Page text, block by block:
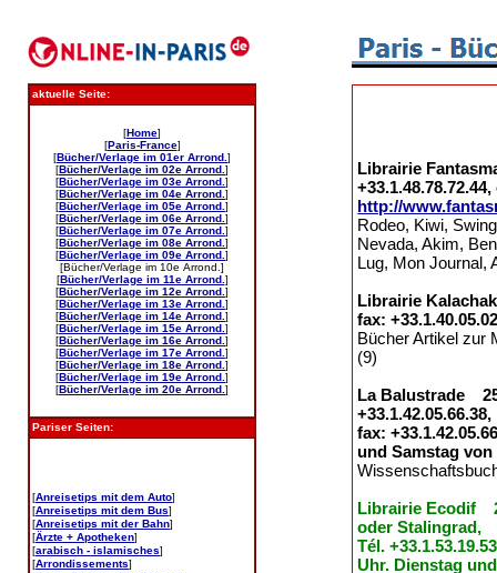
aktuelle Seite:
[Home]
[Paris-France]
[Bücher/Verlage im 01er Arrond. ]
[Bücher/Verlage im 02e Arrond. ]
[Bücher/Verlage im 03e Arrond. ]
[Bücher/Verlage im 04e Arrond. ]
[Bücher/Verlage im 05e Arrond. ]
[Bücher/Verlage im 06e Arrond. ]
[Bücher/Verlage im 07e Arrond. ]
[Bücher/Verlage im 08e Arrond. ]
[Bücher/Verlage im 09e Arrond. ]
[Bücher/Verlage im 10e Arrond.]
[Bücher/Verlage im 11e Arrond. ]
[Bücher/Verlage im 12e Arrond. ]
[Bücher/Verlage im 13e Arrond. ]
[Bücher/Verlage im 14e Arrond. ]
[Bücher/Verlage im 15e Arrond. ]
[Bücher/Verlage im 16e Arrond. ]
[Bücher/Verlage im 17e Arrond. ]
[Bücher/Verlage im 18e Arrond. ]
[Bücher/Verlage im 19e Arrond. ]
[Bücher/Verlage im 20e Arrond. ]
Pariser Seiten:
[Anreisetips mit dem Auto]
[Anreisetips mit dem Bus]
[Anreisetips mit der Bahn]
[Ärzte + Apotheken]
[arabisch - islamisches]
[Arrondissements]
Librairie
http://
Rodeo, Kiwi,
Nevada, Akim,
Lug, Mon Journal,
Librairie
fax:
Bücher Artikel zur
(9)
La Balustrade
+33.1.42.05.66.38,
fax:
und Samstag
Librairie Ecodif
oder Stalingrad,
Tél.
Uhr. Dienstag